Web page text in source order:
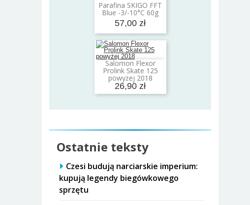
Parafina SKIGO FFT
Blue -3/-10°C 60g
57,00 zł
Dodaj do koszyka
Salomon Flexor
Prolink Skate 125
powyżej 2018
26,90 zł
Dodaj do koszyka
Ostatnie teksty
Czesi budują narciarskie imperium:
kupują legendy biegówkowego
sprzętu